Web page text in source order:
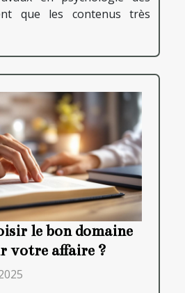
que les contenus très
le bon domaine
votre affaire ?